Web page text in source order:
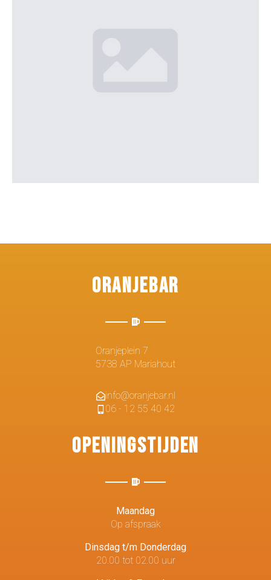
Oranjebar
Oranjeplein 7
5738 AP Mariahout
info@oranjebar.nl
06 - 12 55 40 42
Openingstijden
Maandag
Op afspraak
Dinsdag t/m Donderdag
20.00 tot 02.00 uur